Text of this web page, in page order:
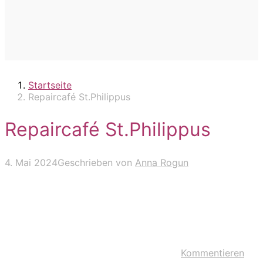
Startseite
Repaircafé St.Philippus
Repaircafé St.Philippus
4. Mai 2024Geschrieben von Anna Rogun
Kommentieren